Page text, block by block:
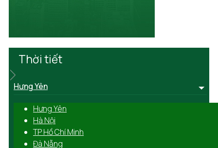
Thời tiết
Hưng Yên
Hưng Yên
Hà Nội
TP Hồ Chí Minh
Đà Nẵng